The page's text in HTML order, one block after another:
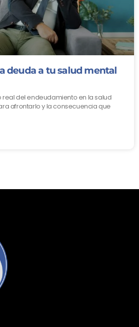
deuda a tu salud mental
del endeudamiento en la salud
afrontarlo y la consecuencia que